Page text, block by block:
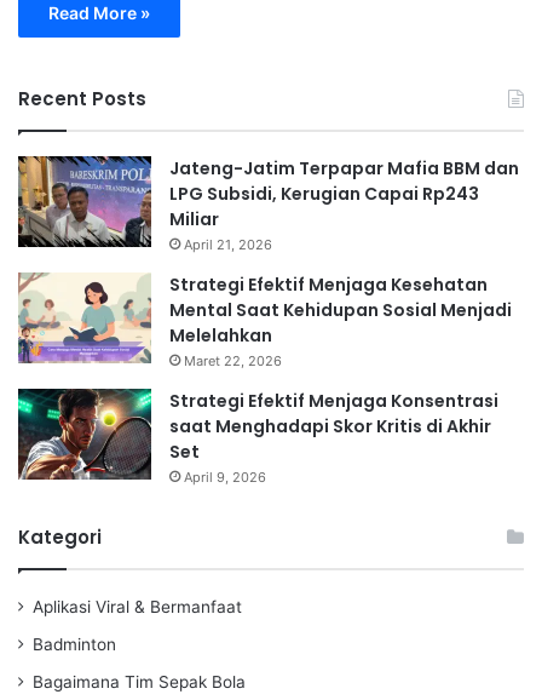
Read More »
Recent Posts
Jateng-Jatim Terpapar Mafia BBM dan
LPG Subsidi, Kerugian Capai Rp243
Miliar
April 21, 2026
Strategi Efektif Menjaga Kesehatan
Mental Saat Kehidupan Sosial Menjadi
Melelahkan
Maret 22, 2026
Strategi Efektif Menjaga Konsentrasi
saat Menghadapi Skor Kritis di Akhir
Set
April 9, 2026
Kategori
Aplikasi Viral & Bermanfaat
Badminton
Bagaimana Tim Sepak Bola